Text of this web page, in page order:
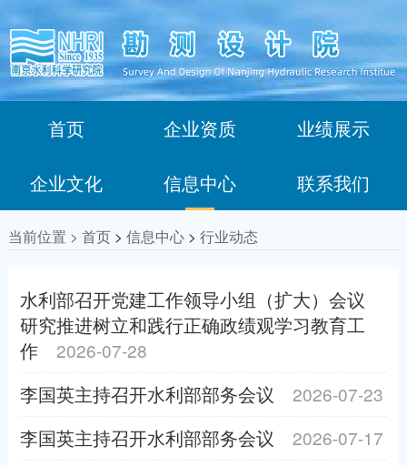
首页 企业资质 业绩展示
企业文化 信息中心 联系我们
当前位置 > 首页> 信息中心> 行业动态
水利部召开党建工作领导小组（扩大）会议
研究推进树立和践行正确政绩观学习教育工
作
2026-07-28
李国英主持召开水利部部务会议 2026-07-23
李国英主持召开水利部部务会议 2026-07-17